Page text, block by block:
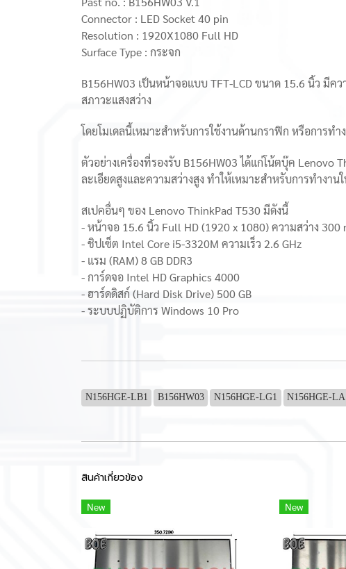
Connector : LED Socket 40 pin
Resolution : 1920X1080 Full HD
Surface Type : กระจก
B156HW03 เป็นหน้าจอแบบ TFT-LCD ขนาด 15.6 นิ้ว มีค
สภาวะแสงสว่าง
โดยโมเดลนี้เหมาะสำหรับการใช้งานด้านกราฟิก หรือการท
ตัวอย่างเครื่องที่รองรับ B156HW03 ได้แก่โน้ตบุ๊ค
ละเอียดสูงและความสว่างสูง ทำให้เหมาะสำหรับการทำงา
สเปคอื่นๆ ของ Lenovo ThinkPad T530 มีดังนี้
- หน้าจอ 15.6 นิ้ว Full HD (1920 x 1080) ความสว่าง 300
- ชิปเซ็ต Intel Core i5-3320M ความเร็ว 2.6 GHz
- แรม (RAM) 8 GB DDR3
- การ์ดจอ Intel HD Graphics 4000
- ฮาร์ดดิสก์ (Hard Disk Drive) 500 GB
- ระบบปฏิบัติการ Windows 10 Pro
N156HGE-LB1 B156HW03 N156HGE-LG1 N156HGE-
สินค้าเกี่ยวข้อง
New New